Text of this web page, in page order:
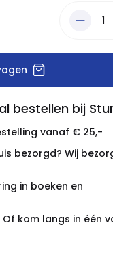
bestellen bij
vanaf € 25,-
bezorgd? Wij
in boeken en
kom langs in één